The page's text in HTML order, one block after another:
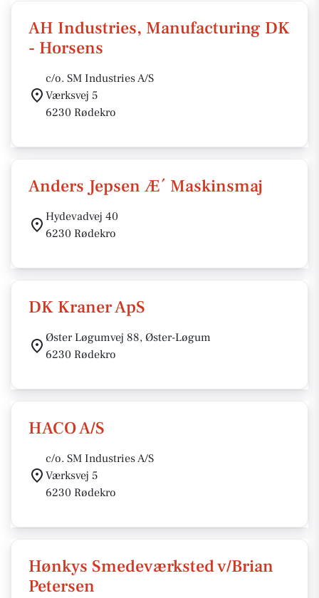
AH Industries, Manufacturing DK
- Horsens
c/o. SM Industries A/S
Værksvej 5
6230 Rødekro
Anders Jepsen Æ´ Maskinsmaj
Hydevadvej 40
6230 Rødekro
DK Kraner ApS
Øster Løgumvej 88, Øster-Løgum
6230 Rødekro
HACO A/S
c/o. SM Industries A/S
Værksvej 5
6230 Rødekro
Hønkys Smedeværksted v/Brian
Petersen